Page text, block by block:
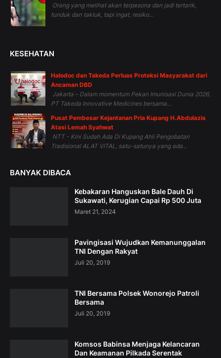
Orang yang melihat akan terpesona dan jadi tertarik,
tunduk dan takluk, tapi ingat, resiko...
KESEHATAN
Halodoc dan Takeda Perluas Proteksi Masyarakat dari
Ancaman DBD
Jakarta – Dalam momentum Pekan Imunisasi Dunia 2026,
PT Takeda Innovative Medicines bersama...
Pusat Pembesar Kejantanan Pria Kupang H.Abdulazis
Atasi Lemah Syahwat
NTT - Kini Sudah Ada Di Kupang Ahli Pengobatan
Tradisional ALAT VITAL, satu-satunya yang ada...
BANYAK DIBACA
Kebakaran Hanguskan Bale Dauh Di
Sukawati, Kerugian Capai Rp 500 Juta
Maret 21, 2024
Pavingisasi Wujudkan Kemanunggalan
TNI Dengan Rakyat
Juli 20, 2019
TNI Bersama Polsek Wonorejo Patroli
Bersama
Juli 20, 2019
Komsos Babinsa Menjaga Kelancaran
Dan Keamanan Pilkada Serentak